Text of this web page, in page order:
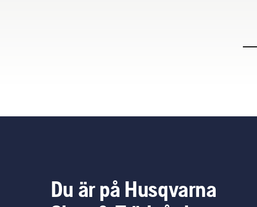
allvarliga skador.
Du är på Husqvarna